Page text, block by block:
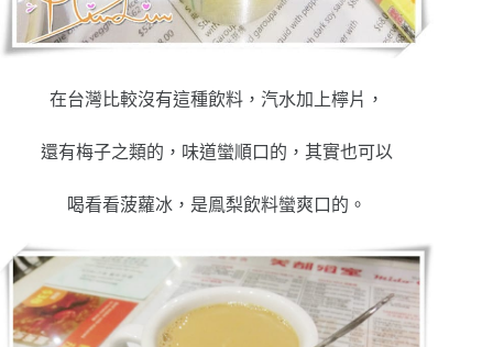
在台灣比較沒有這種飲料，汽水加上檸片，
還有梅子之類的，味道蠻順口的，其實也可以
喝看看菠蘿冰，是鳯梨飲料蠻爽口的。